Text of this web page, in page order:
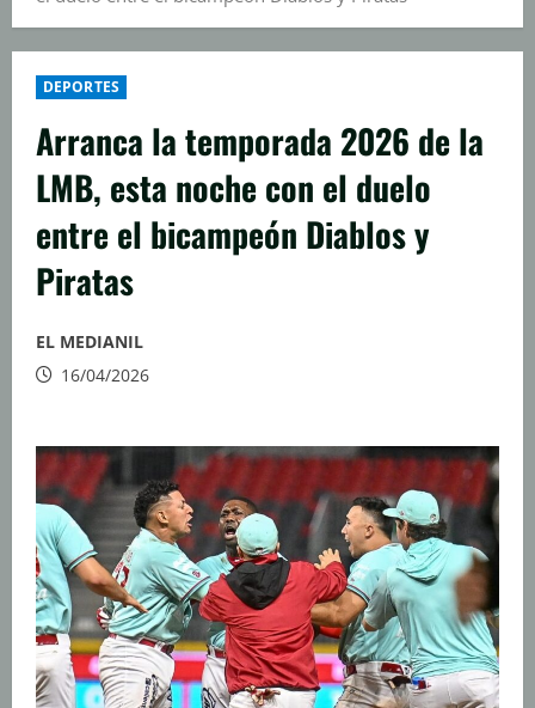
DEPORTES
Arranca la temporada 2026 de la
LMB, esta noche con el duelo
entre el bicampeón Diablos y
Piratas
EL MEDIANIL
16/04/2026